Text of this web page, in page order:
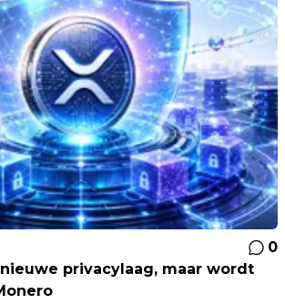
0
privacylaag, maar wordt